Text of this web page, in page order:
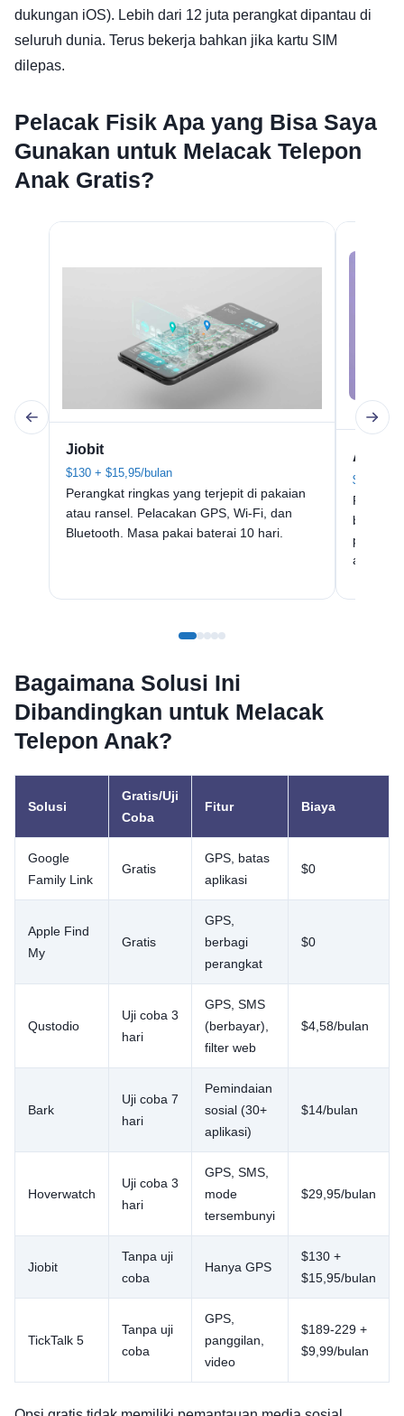
dukungan iOS). Lebih dari 12 juta perangkat dipantau di
seluruh dunia. Terus bekerja bahkan jika kartu SIM
dilepas.
Pelacak Fisik Apa yang Bisa Saya
Gunakan untuk Melacak Telepon
Anak Gratis?
Jiobit
$130 + $15,95/bulan
Perangkat ringkas yang terjepit di pakaian
atau ransel. Pelacakan GPS, Wi-Fi, dan
Bluetooth. Masa pakai baterai 10 hari.
$99 +
Pelacak
arah.
Bagaimana Solusi Ini
Dibandingkan untuk Melacak
Telepon Anak?
Solusi
Gratis/Uji
Coba
Fitur Biaya
Google
Family Link
Gratis
GPS, batas
aplikasi
$0
Apple Find
My
Gratis
GPS,
berbagi
perangkat
$0
Qustodio
Uji coba 3
hari
GPS, SMS
(berbayar),
filter web
$4,58/bulan
Bark
Uji coba 7
hari
Pemindaian
sosial (30+
aplikasi)
$14/bulan
Hoverwatch
Uji coba 3
hari
GPS, SMS,
mode
tersembunyi
$29,95/bulan
Jiobit
Tanpa uji
coba
Hanya GPS
$130 +
$15,95/bulan
TickTalk 5
Tanpa uji
coba
GPS,
panggilan,
video
$189-229 +
$9,99/bulan